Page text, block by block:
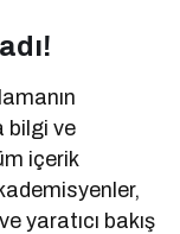
bilgi ve
içerik
yaratıcı bakış